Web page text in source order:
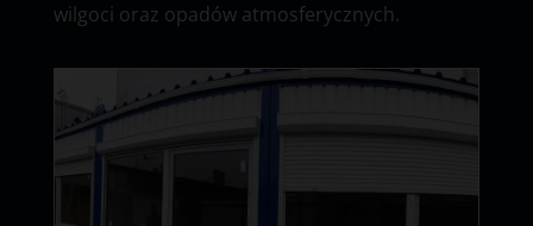
wilgoci oraz opadów atmosferycznych.